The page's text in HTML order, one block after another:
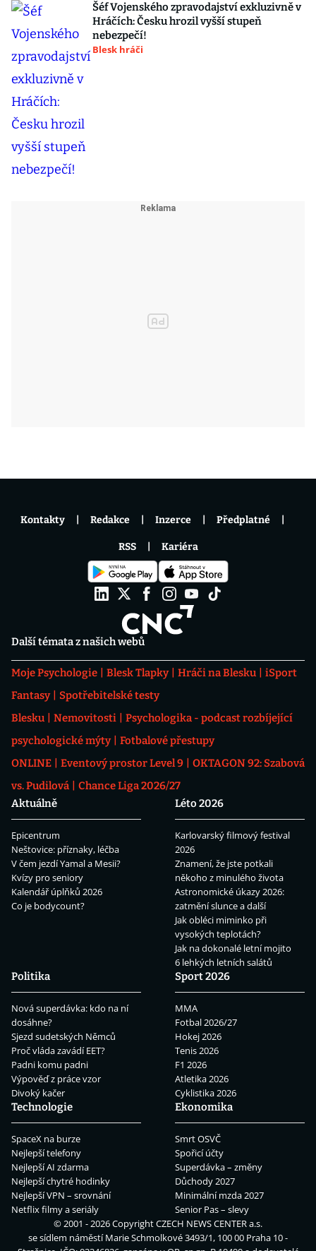
Šéf Vojenského zpravodajství exkluzivně v
Hráčích: Česku hrozil vyšší stupeň
nebezpečí!
Blesk hráči
Další témata z našich webů
Moje Psychologie Blesk Tlapky Hráči na Blesku
iSport
Fantasy
Spotřebitelské testy
Blesku
Nemovitosti
Psychologika - podcast rozbíjející
psychologické mýty
Fotbalové přestupy
ONLINE
Eventový prostor Level 9
OKTAGON 92: Szabová
vs. Pudilová
Chance Liga 2026/27
Aktuálně
Epicentrum
Neštovice: příznaky, léčba
V čem jezdí Yamal a Mesii?
Kvízy pro seniory
Kalendář úplňků 2026
Co je bodycount?
Léto 2026
Karlovarský filmový festival
2026
Znamení, že jste potkali
někoho z minulého života
Astronomické úkazy 2026:
zatmění slunce a další
Jak obléci miminko při
vysokých teplotách?
Jak na dokonalé letní mojito
6 lehkých letních salátů
Politika
Nová superdávka: kdo na ní
dosáhne?
Sjezd sudetských Němců
Proč vláda zavádí EET?
Padni komu padni
Výpověď z práce vzor
Divoký kačer
Sport 2026
MMA
Fotbal 2026/27
Hokej 2026
Tenis 2026
F1 2026
Atletika 2026
Cyklistika 2026
Technologie
SpaceX na burze
Nejlepší telefony
Nejlepší AI zdarma
Nejlepší chytré hodinky
Nejlepší VPN – srovnání
Netflix filmy a seriály
Ekonomika
Smrt OSVČ
Spořicí účty
Superdávka – změny
Důchody 2027
Minimální mzda 2027
Senior Pas – slevy
Kontakty Redakce Inzerce Předplatné
RSS Kariéra
© 2001 - 2026 CopyrightCZECH NEWS CENTER a.s.
se sídlem náměstí Marie Schmolkové 3493/1, 100 00 Praha 10 -